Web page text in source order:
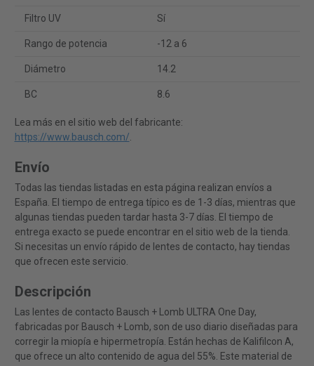
Filtro UV Sí
Rango de potencia -12 a 6
Diámetro 14.2
BC 8.6
Lea más en el sitio web del fabricante:
https://www.bausch.com/.
Envío
Todas las tiendas listadas en esta página realizan envíos a
España. El tiempo de entrega típico es de 1-3 días, mientras que
algunas tiendas pueden tardar hasta 3-7 días. El tiempo de
entrega exacto se puede encontrar en el sitio web de la tienda.
Si necesitas un envío rápido de lentes de contacto, hay tiendas
que ofrecen este servicio.
Descripción
Las lentes de contacto Bausch + Lomb ULTRA One Day,
fabricadas por Bausch + Lomb, son de uso diario diseñadas para
corregir la miopía e hipermetropía. Están hechas de Kalifilcon A,
que ofrece un alto contenido de agua del 55%. Este material de